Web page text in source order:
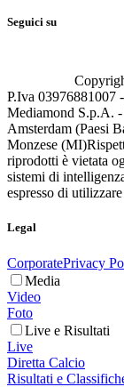
Seguici su
P.Iva 03976881007
Mediamond S.p.A.
Amsterdam (Paesi
Monzese (MI)
riprodotti è vietata
sistemi di
espresso di
Legal
CorporatePrivacy
Media
Video
Foto
Live e Risultati
Live
Diretta Calcio
Risultati e